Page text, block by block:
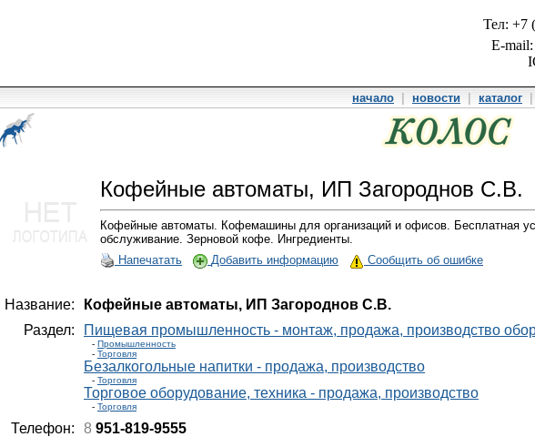
Тел: +7
E-mail:
начало новости каталог|
Кофейные автоматы, ИП Загороднов С.В.
Кофейные автоматы. Кофемашины для организаций и офисов. Бесплатная
обслуживание. Зерновой кофе. Ингредиенты.
Напечатать
Добавить информацию Сообщить об ошибке
Название:
Кофейные автоматы, ИП Загороднов С.В.
Раздел:
Пищевая промышленность - монтаж, продажа, производство
- Промышленность
- Торговля
Безалкогольные напитки - продажа, производство
- Торговля
Торговое оборудование, техника - продажа, производство
- Торговля
Телефон: 8 951-819-9555